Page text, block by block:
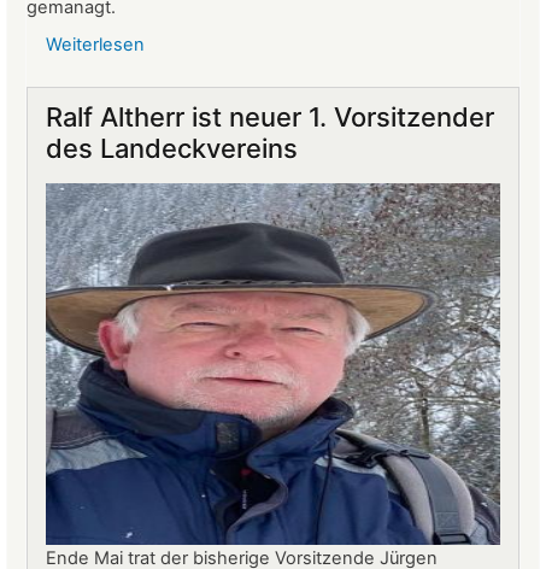
gemanagt.
Weiterlesen
Burg
Landeck:
Jürgen
Stern
neuer
Betriebsleiter
Ralf Altherr ist neuer 1. Vorsitzender
des Landeckvereins
Ende Mai trat der bisherige Vorsitzende Jürgen